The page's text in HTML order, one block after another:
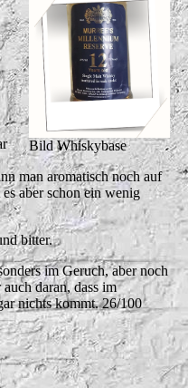
Bild Whiskybase
man aromatisch noch auf
aber schon ein wenig
bitter.
im Geruch, aber noch
daran, dass im
nichts kommt. 26/100